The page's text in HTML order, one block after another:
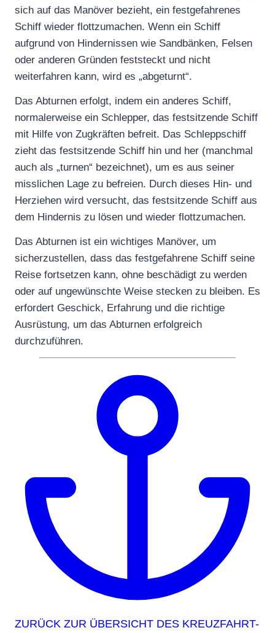
sich auf das Manöver bezieht, ein festgefahrenes
Schiff wieder flottzumachen. Wenn ein Schiff
aufgrund von Hindernissen wie Sandbänken, Felsen
oder anderen Gründen feststeckt und nicht
weiterfahren kann, wird es „abgeturnt“.
Das Abturnen erfolgt, indem ein anderes Schiff,
normalerweise ein Schlepper, das festsitzende Schiff
mit Hilfe von Zugkräften befreit. Das Schleppschiff
zieht das festsitzende Schiff hin und her (manchmal
auch als „turnen“ bezeichnet), um es aus seiner
misslichen Lage zu befreien. Durch dieses Hin- und
Herziehen wird versucht, das festsitzende Schiff aus
dem Hindernis zu lösen und wieder flottzumachen.
Das Abturnen ist ein wichtiges Manöver, um
sicherzustellen, dass das festgefahrene Schiff seine
Reise fortsetzen kann, ohne beschädigt zu werden
oder auf ungewünschte Weise stecken zu bleiben. Es
erfordert Geschick, Erfahrung und die richtige
Ausrüstung, um das Abturnen erfolgreich
durchzuführen.
ZURÜCK ZUR ÜBERSICHT DES KREUZFAHRT-